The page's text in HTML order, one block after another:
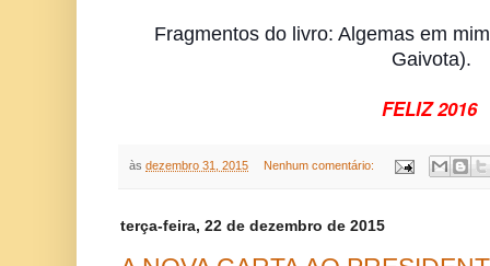
Fragmentos do livro: Algemas em
Gaivota).
FELIZ 2016
às dezembro 31, 2015 Nenhum comentário:
terça-feira, 22 de dezembro de 2015